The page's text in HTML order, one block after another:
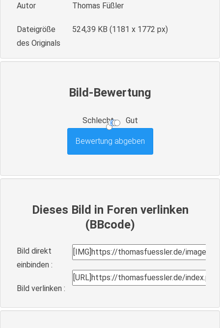
Autor Thomas Füßler
Dateigröße
des Originals
524,39 KB (1181 x 1772 px)
Bild-Bewertung
Schlecht Gut
Dieses Bild in Foren verlinken
(BBcode)
Bild direkt
einbinden :
Bild verlinken :